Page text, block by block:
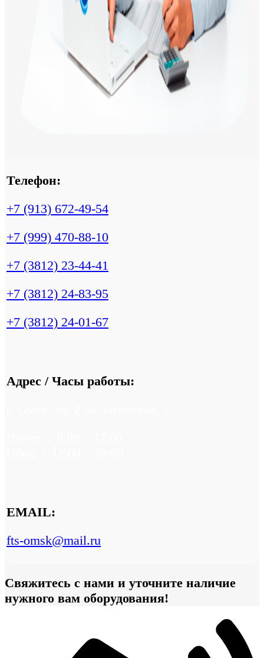
Телефон:
+7 (913) 672-49-54
+7 (999) 470-88-10
+7 (3812) 23-44-41
+7 (3812) 24-83-95
+7 (3812) 24-01-67
Адрес / Часы работы:
EMAIL:
fts-omsk@mail.ru
Свяжитесь с нами и уточните наличие
нужного вам оборудования!